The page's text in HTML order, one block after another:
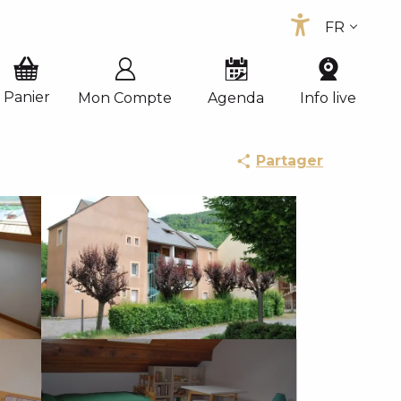
FR
EN
ES
Mon Compte Agenda Info live
Partager